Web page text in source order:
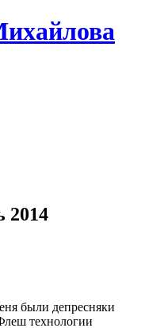
2014
были депресняки
технологии